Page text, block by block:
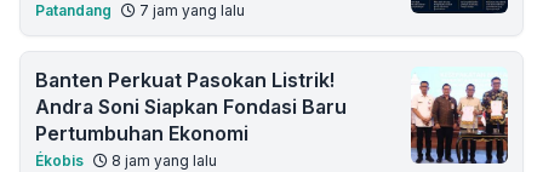
Patandang 7 jam yang lalu
Banten Perkuat Pasokan Listrik!
Andra Soni Siapkan Fondasi Baru
Pertumbuhan Ekonomi
Ékobis 8 jam yang lalu